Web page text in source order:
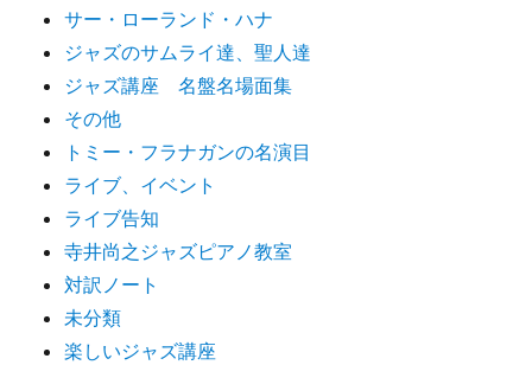
サー・ローランド・ハナ
ジャズのサムライ達、聖人達
ジャズ講座 名盤名場面集
その他
トミー・フラナガンの名演目
ライブ、イベント
ライブ告知
寺井尚之ジャズピアノ教室
対訳ノート
未分類
楽しいジャズ講座